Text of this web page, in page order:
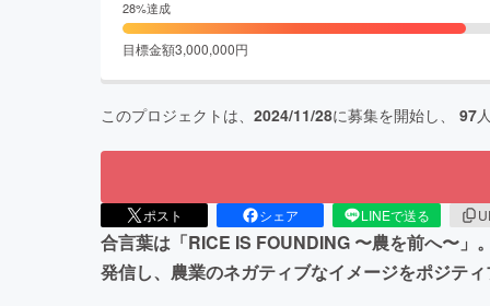
28%達成
目標金額3,000,000円
このプロジェクトは、 2024/11/28に募集を開始し、 97
ポスト シェア LINEで送る
合言葉は「RICE IS FOUNDING 〜農を前へ〜
発信し、農業のネガティブなイメージをポジテ